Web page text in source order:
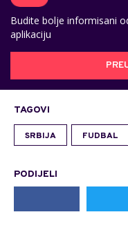
Budite bolje informisani
aplikaciju
TAGOVI
SRBIJA FUDBAL
PODIJELI